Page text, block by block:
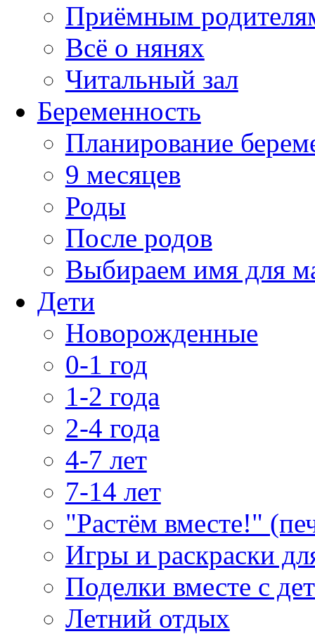
Приёмным
Всё о нянях
Читальный зал
Беременность
Планирование
9 месяцев
Роды
После родов
Выбираем имя для
Дети
Новорожденные
0-1 год
1-2 года
2-4 года
4-7 лет
7-14 лет
"Растём вместе!"
Игры и раскраски
Поделки вместе с
Летний отдых